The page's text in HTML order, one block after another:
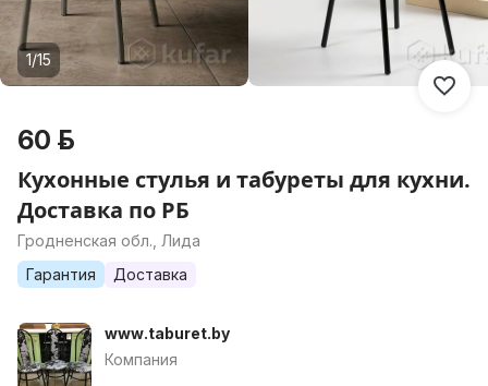
1/15
60 р.
Кухонные стулья и табуреты для кухни.
Доставка по РБ
Гродненская обл., Лида
Гарантия
Доставка
www.taburet.by
Компания